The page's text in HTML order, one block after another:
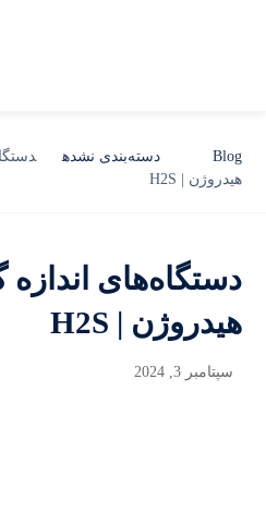
Blog دسته‌بندی نشده
هیدروژن | H2S
دستگاه‌های
هیدروژن | H2S
سپتامبر 3, 2024